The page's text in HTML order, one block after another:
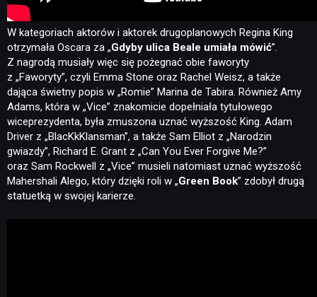
W kategoriach aktorów i aktorek drugoplanowych Regina King
otrzymała Oscara za „Gdyby ulica Beale umiała mówić”.
Z nagrodą musiały więc się pożegnać obie faworyty
z „Faworyty”, czyli Emma Stone oraz Rachel Weisz, a także
dająca świetny popis w „Romie” Marina de Tabira. Również Amy
Adams, która w „Vice” znakomicie dopełniała tytułowego
wiceprezydenta, była zmuszona uznać wyższość King. Adam
Driver z „BlacKkKlansman”, a także Sam Elliot z „Narodzin
gwiazdy”, Richard E. Grant z „Can You Ever Forgive Me?”
oraz Sam Rockwell z „Vice” musieli natomiast uznać wyższość
Mahershali Alego, który dzięki roli w „Green Book” zdobył drugą
statuetką w swojej karierze.